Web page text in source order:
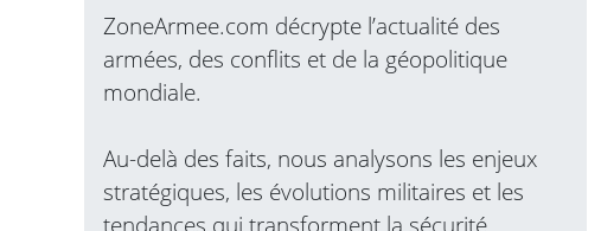
ZoneArmee.com décrypte l’actualité des
armées, des conflits et de la géopolitique
mondiale.
Au-delà des faits, nous analysons les enjeux
stratégiques, les évolutions militaires et les